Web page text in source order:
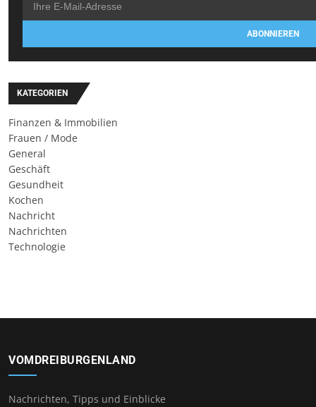
ABONNIEREN
KATEGORIEN
Finanzen & Immobilien
Frauen / Mode
General
Geschäft
Gesundheit
Kochen
Nachricht
Nachrichten
Technologie
VOMDREIBURGENLAND
Nachrichten, Tipps und Einblicke